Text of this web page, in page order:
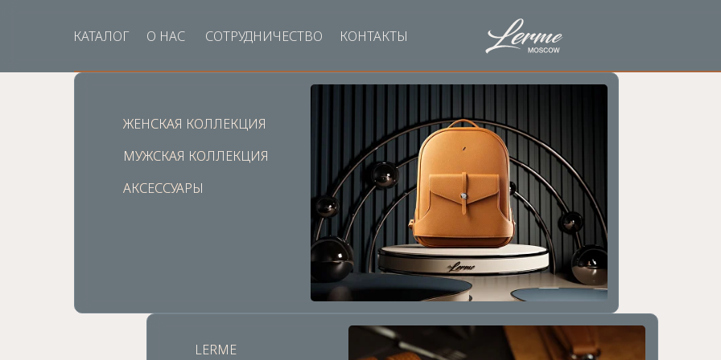
КАТАЛОГ О НАС СОТРУДНИЧЕСТВО КОНТАКТЫ
ЖЕНСКАЯ КОЛЛЕКЦИЯ
ЖЕНСКАЯ КОЛЛЕКЦИЯ
МУЖСКАЯ КОЛЛЕКЦИЯ
МУЖСКАЯ КОЛЛЕКЦИЯ
АКСЕССУАРЫ
АКСЕССУАРЫ
LERME
LERME